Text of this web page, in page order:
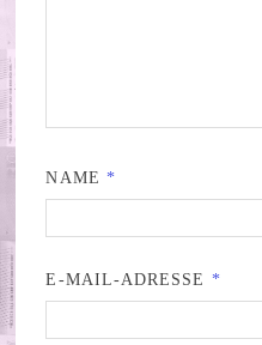
NAME *
E-MAIL-ADRESSE *